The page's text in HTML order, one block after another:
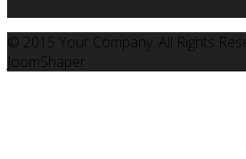
© 2015 Your Company. All Rights
JoomShaper